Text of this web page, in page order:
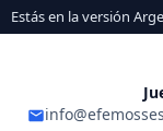
Estás en la versión